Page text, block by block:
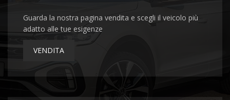
Guarda la nostra pagina vendita e scegli il veicolo più
adatto alle tue esigenze
VENDITA